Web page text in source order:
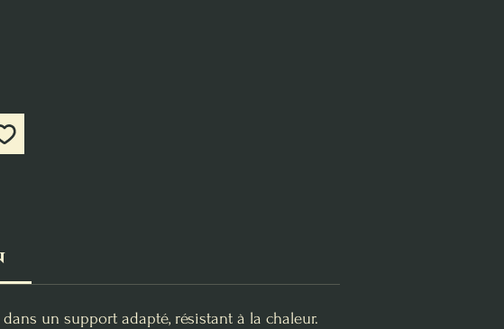
un support adapté, résistant à la chaleur.